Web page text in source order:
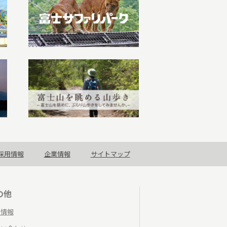
用情報 企業情報 サイトマップ
他
報